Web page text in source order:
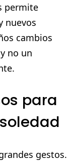
permite
nuevos
cambios
no un
para
gestos.